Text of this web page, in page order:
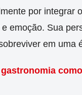
por integrar
emoção. Sua
em uma
gastronomia